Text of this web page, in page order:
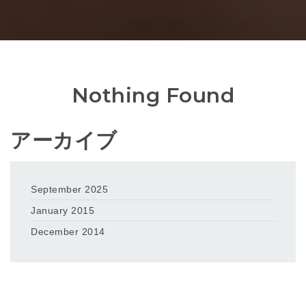
Nothing Found
アーカイブ
September 2025
January 2015
December 2014